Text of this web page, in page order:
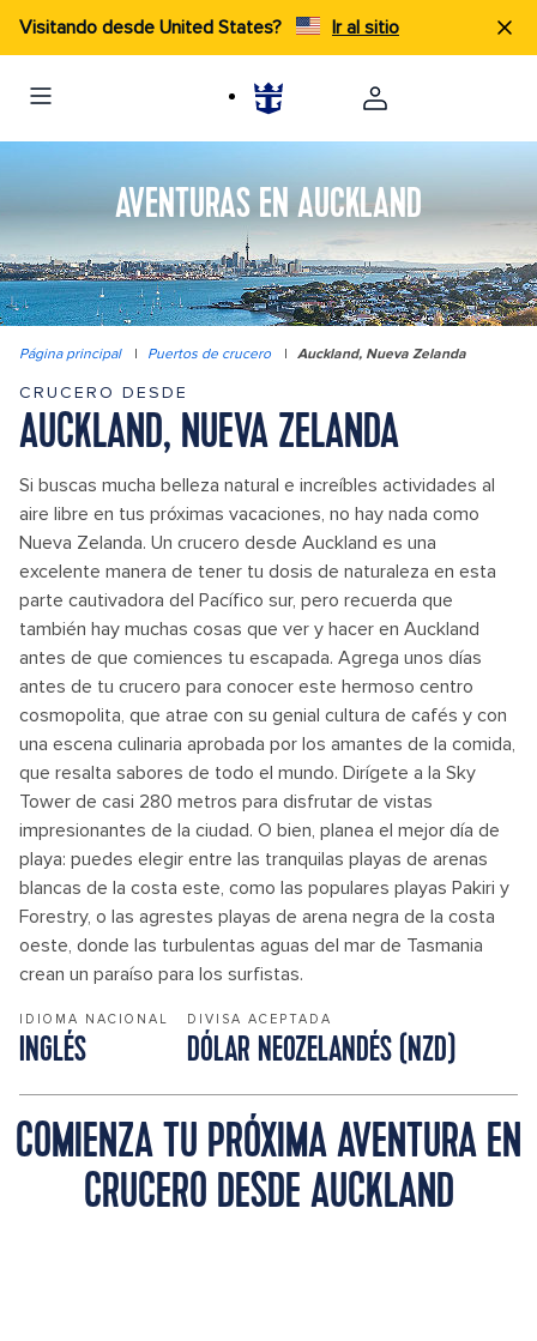
Visitando desde United States? Ir al sitio
AVENTURAS EN AUCKLAND
Página principal | Puertos de crucero | Auckland, Nueva Zelanda
CRUCERO DESDE
AUCKLAND, NUEVA ZELANDA
Si buscas mucha belleza natural e increíbles actividades al
aire libre en tus próximas vacaciones, no hay nada como
Nueva Zelanda. Un crucero desde Auckland es una
excelente manera de tener tu dosis de naturaleza en esta
parte cautivadora del Pacífico sur, pero recuerda que
también hay muchas cosas que ver y hacer en Auckland
antes de que comiences tu escapada. Agrega unos días
antes de tu crucero para conocer este hermoso centro
cosmopolita, que atrae con su genial cultura de cafés y con
una escena culinaria aprobada por los amantes de la comida,
que resalta sabores de todo el mundo. Dirígete a la Sky
Tower de casi 280 metros para disfrutar de vistas
impresionantes de la ciudad. O bien, planea el mejor día de
playa: puedes elegir entre las tranquilas playas de arenas
blancas de la costa este, como las populares playas Pakiri y
Forestry, o las agrestes playas de arena negra de la costa
oeste, donde las turbulentas aguas del mar de Tasmania
crean un paraíso para los surfistas.
IDIOMA NACIONAL
INGLÉS
DIVISA ACEPTADA
DÓLAR NEOZELANDÉS (NZD)
COMIENZA TU PRÓXIMA AVENTURA EN
CRUCERO DESDE AUCKLAND